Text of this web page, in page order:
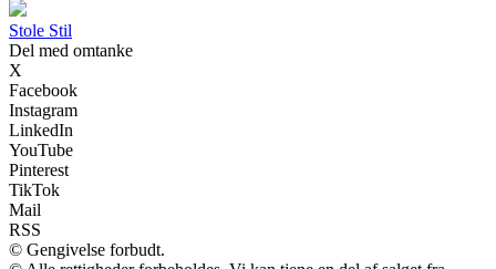
Stole Stil
Del med omtanke
X
Facebook
Instagram
LinkedIn
YouTube
Pinterest
TikTok
Mail
RSS
© Gengivelse forbudt.